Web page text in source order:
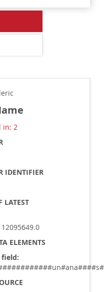
in: 2
IDENTIFIER
LATEST
ELEMENTS